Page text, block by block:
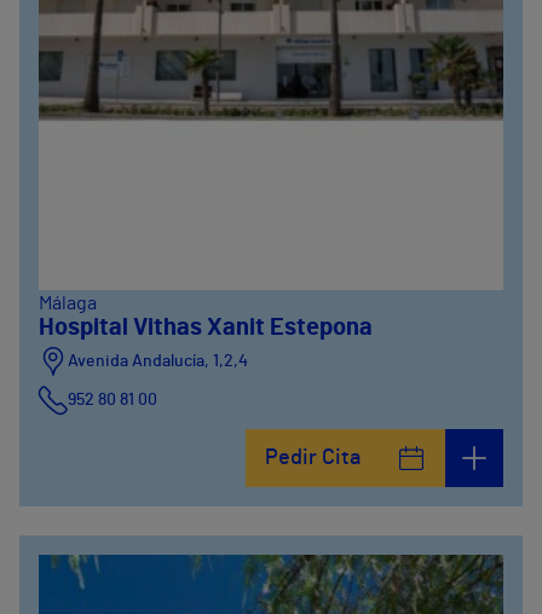
Málaga
Hospital Vithas Xanit Estepona
Avenida Andalucía, 1,2,4
952 80 81 00
Pedir Cita